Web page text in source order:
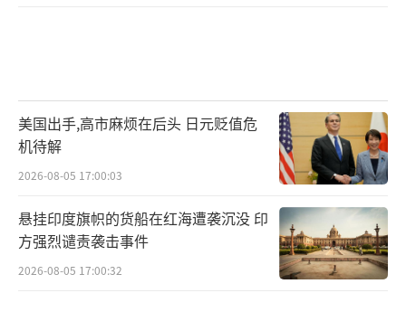
美国出手,高市麻烦在后头 日元贬值危
机待解
2026-08-05 17:00:03
悬挂印度旗帜的货船在红海遭袭沉没 印
方强烈谴责袭击事件
2026-08-05 17:00:32